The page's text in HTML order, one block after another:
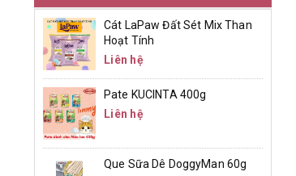
Cát LaPaw Đất Sét Mix Than
Hoạt Tính
Liên hệ
Pate KUCINTA 400g
Liên hệ
Que Sữa Dê DoggyMan 60g